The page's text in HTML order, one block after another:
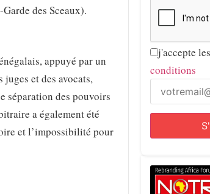
des Sceaux).
appuyé par un
et des avocats,
séparation des pouvoirs
a également été
et l’impossibilité pour
j'accepte les
conditions